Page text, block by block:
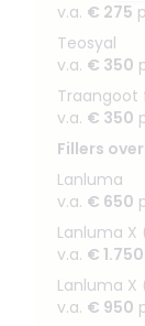
v.a. € 275
Teosyal
v.a. € 350
Traangoot
v.a. € 350
Fillers
Lanluma
v.a. € 650
Lanluma X
v.a. € 1.750
Lanluma X
v.a. € 950